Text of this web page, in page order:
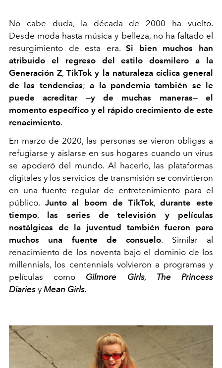
No cabe duda, la década de 2000 ha vuelto.
Desde moda hasta música y belleza, no ha faltado el
resurgimiento de esta era.Si bien muchos han
atribuido el regreso del estilo dosmilero a la
Generación Z,TikTok y la naturaleza cíclica general
de las tendencias; a la pandemia también se le
puede acreditar —y de muchas maneras—el
momento específico y el rápido crecimiento de este
renacimiento.
En marzo de 2020, las personas se vieron obligas a
refugiarse y aislarse en sus hogares cuando un virus
se apoderó del mundo. Al hacerlo, las plataformas
digitales y los servicios de transmisión se convirtieron
en una fuente regular de entretenimiento para el
público. Junto al boom de TikTok,durante este
tiempo,
las series de televisión y películas
nostálgicas de la juventud también fueron para
muchos una fuente de consuelo. Similar al
renacimiento de los noventa bajo el dominio de los
millennials, los centennials volvieron a programas y
películas como
Gilmore Girls, The Princess
Diaries y Mean Girls.